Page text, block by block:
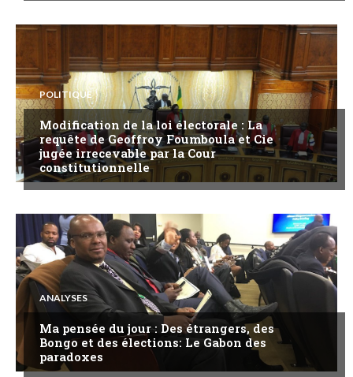
POLITIQUE
Modification de la loi électorale : La
requête de Geoffroy Foumboula et Cie
jugée irrecevable par la Cour
constitutionnelle
ANALYSES
Ma pensée du jour : Des étrangers, des
Bongo et des élections: Le Gabon des
paradoxes